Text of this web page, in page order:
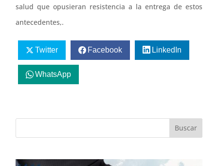
salud que opusieran resistencia a la entrega de estos
antecedentes,.
Twitter Facebook LinkedIn
WhatsApp